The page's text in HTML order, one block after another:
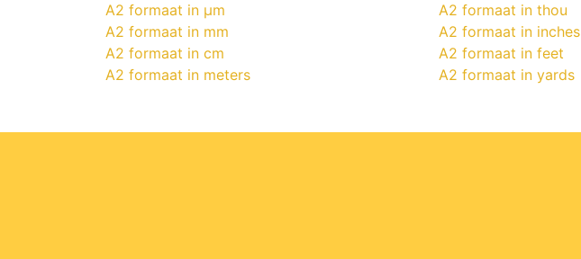
A2 formaat in μm
A2 formaat in mm
A2 formaat in cm
A2 formaat in meters
A2 formaat in thou
A2 formaat in inches
A2 formaat in feet
A2 formaat in yards